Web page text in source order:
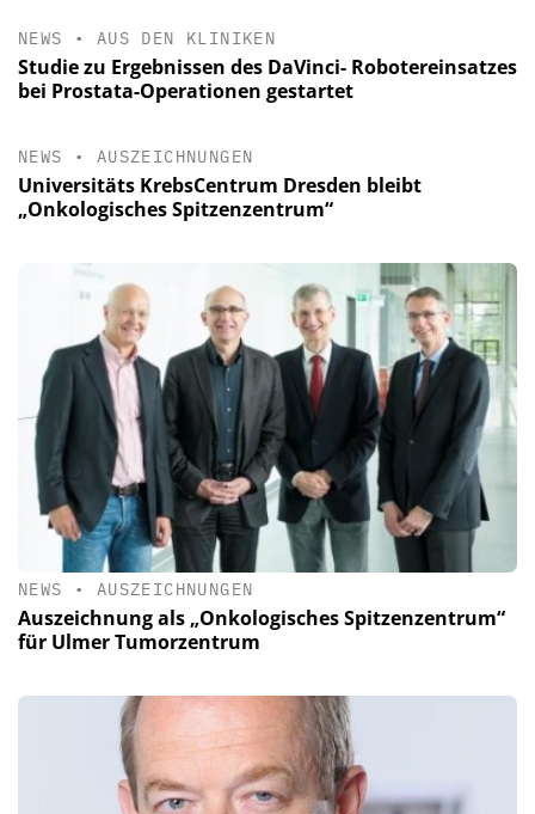
NEWS • AUS DEN KLINIKEN
Studie zu Ergebnissen des DaVinci- Robotereinsatzes
bei Prostata-Operationen gestartet
NEWS • AUSZEICHNUNGEN
Universitäts KrebsCentrum Dresden bleibt
„Onkologisches Spitzenzentrum“
NEWS • AUSZEICHNUNGEN
Auszeichnung als „Onkologisches Spitzenzentrum“
für Ulmer Tumorzentrum